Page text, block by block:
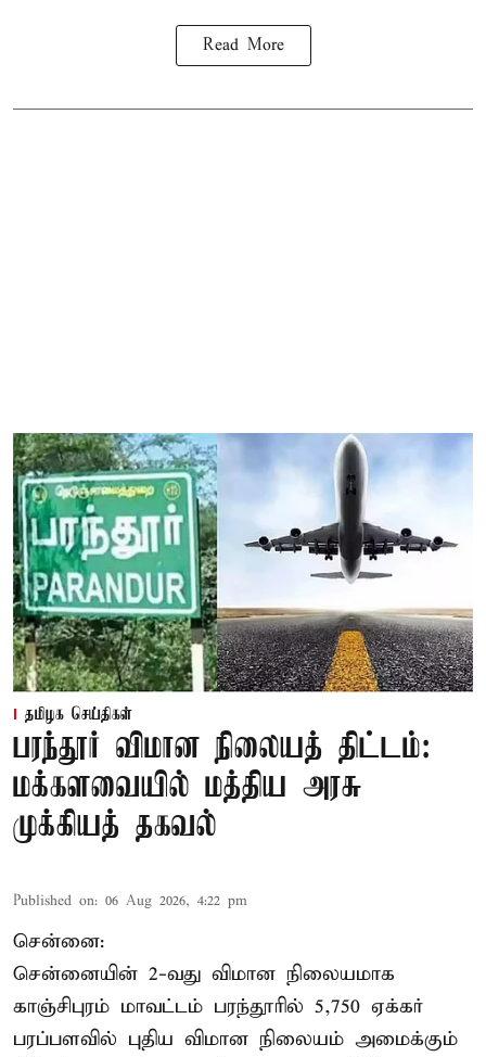
Read More
தமிழக செய்திகள்
பரந்தூர் விமான நிலையத் திட்டம்:
மக்களவையில் மத்திய அரசு
முக்கியத் தகவல்
Published on: 06 Aug 2026, 4:22 pm
சென்னை:
சென்னையின் 2-வது விமான நிலையமாக
காஞ்சிபுரம் மாவட்டம் பரந்தூரில் 5,750 ஏக்கர்
பரப்பளவில் புதிய விமான நிலையம் அமைக்கும்